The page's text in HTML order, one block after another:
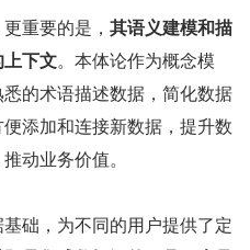
重要的是， 其语义建模和描
下文。本体论作为概念模
的术语描述数据，简化数据
添加和连接新数据，提升数
动业务价值。
础，为不同的用户提供了定